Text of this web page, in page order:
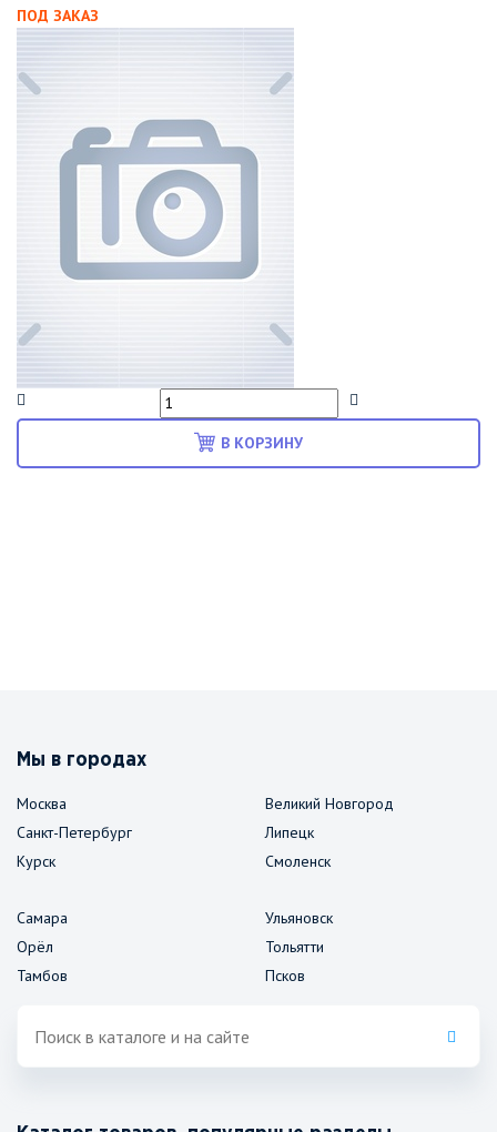
ПОД ЗАКАЗ
В КОРЗИНУ
Мы в городах
Москва
Санкт-Петербург
Курск
Великий Новгород
Липецк
Смоленск
Самара
Орёл
Тамбов
Ульяновск
Тольятти
Псков